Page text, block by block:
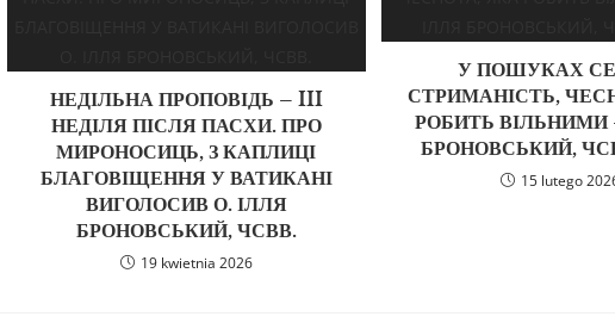
НЕДІЛЬНА ПРОПОВІДЬ – III
НЕДІЛЯ ПІСЛЯ ПАСХИ. ПРО
МИРОНОСИЦЬ, З КАПЛИЦІ
БЛАГОВІЩЕННЯ У ВАТИКАНІ
ВИГОЛОСИВ О. ІЛЛЯ
БРОНОВСЬКИЙ, ЧСВВ.
19 kwietnia 2026
У ПОШУКАХ
СТРИМАНІСТЬ,
РОБИТЬ ВІЛЬНИМИ
БРОНОВСЬКИЙ,
15 lutego